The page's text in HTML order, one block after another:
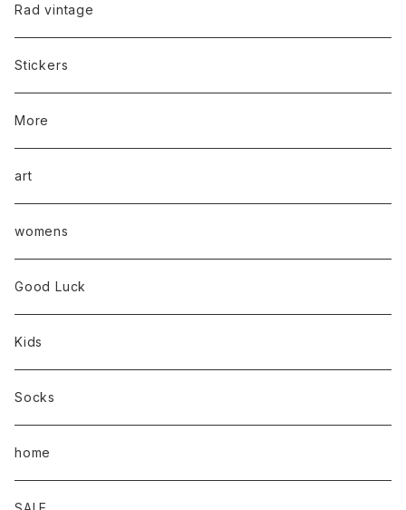
Rad vintage
Stickers
More
art
womens
Good Luck
Kids
Socks
home